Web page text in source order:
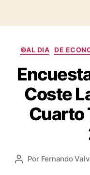
©AL DIA DE
Coste
Cuarto
Autor
Por Fernando